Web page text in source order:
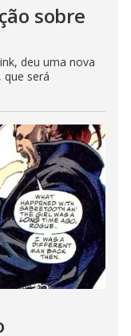
sobre
deu uma nova
será